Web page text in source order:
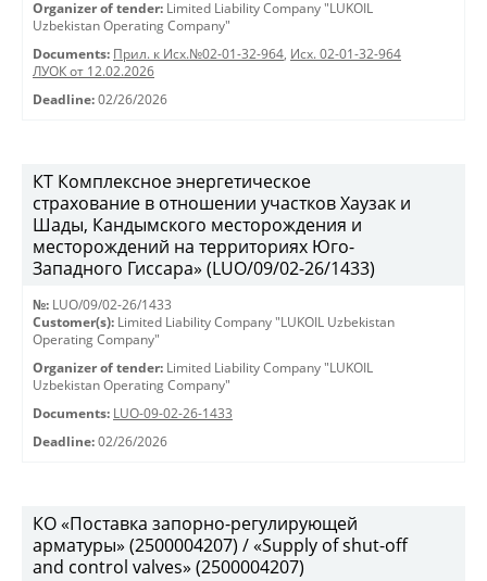
Organizer of tender: Limited Liability Company "LUKOIL
Uzbekistan Operating Company"
Documents: Прил. к Исх.№02-01-32-964, Исх. 02-01-32-964
ЛУОК от 12.02.2026
Deadline: 02/26/2026
КТ Комплексное энергетическое
страхование в отношении участков Хаузак и
Шады, Кандымского месторождения и
месторождений на территориях Юго-
Западного Гиссара» (LUO/09/02-26/1433)
№: LUO/09/02-26/1433
Customer(s): Limited Liability Company "LUKOIL Uzbekistan
Operating Company"
Organizer of tender: Limited Liability Company "LUKOIL
Uzbekistan Operating Company"
Documents: LUO-09-02-26-1433
Deadline: 02/26/2026
КО «Поставка запорно-регулирующей
арматуры» (2500004207) / «Supply of shut-off
and control valves» (2500004207)